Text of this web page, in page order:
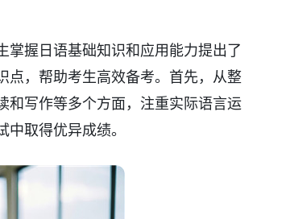
掌握日语基础知识和应用能力提出了
点，帮助考生高效备考。首先，从整
和写作等多个方面，注重实际语言运
取得优异成绩。